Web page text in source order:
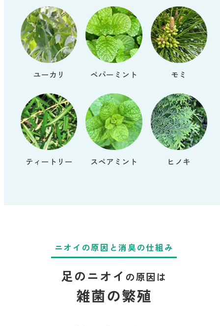
ユーカリ ペパーミント モミ
ティートリー スペアミント ヒノキ
ニオイの原因と消臭の仕組み
足のニオイ の原因は
雑菌の繁殖